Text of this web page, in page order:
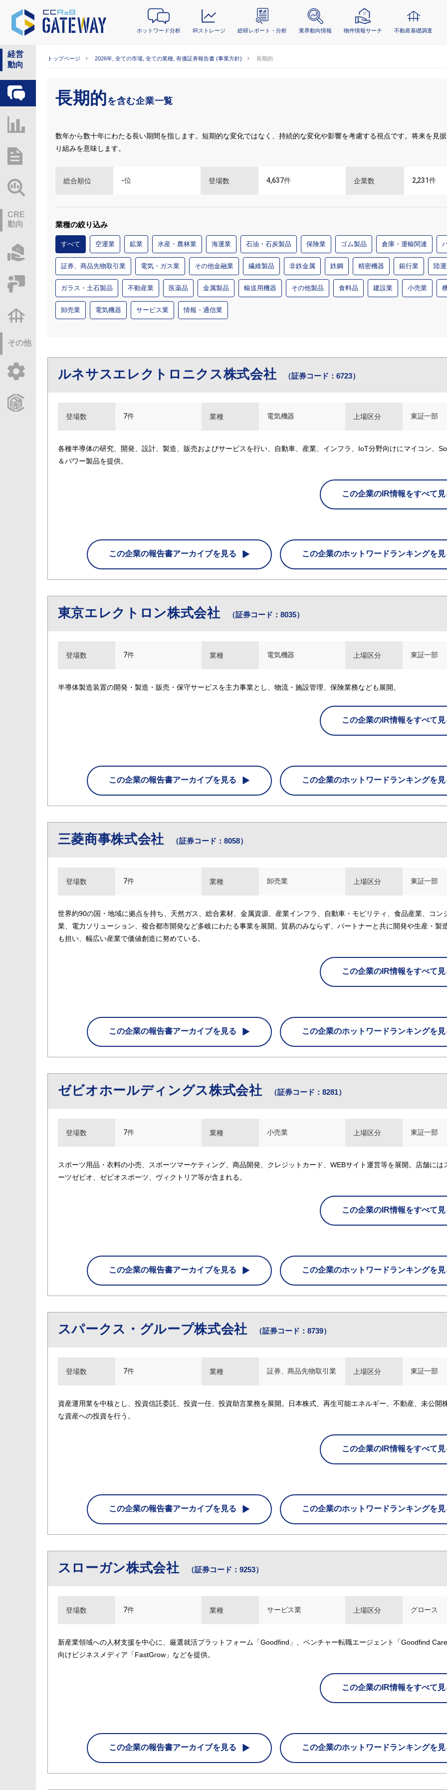
ホットワード分析 IRストレージ 総研レポート・分析 業界動向情報 物件情報サーチ 不動産基礎調査
経営
動向
ホットワード分析
業界動向情報
CRE
動向
物件情報サーチ
セミナー・研修
不動産基礎調査
その他
ご利用ガイド
トップページ 2026年, 全ての市場, 全ての業種, 有価証券報告書 (事業方針) 長期的
長期的を含む企業一覧
数年から数十年にわたる長い期間を指します。短期的な変化ではなく、持続的な変化や影響を考慮する視点です。将来を見
り組みを意味します。
総合順位 -位 登場数 4,637件 企業数 2,231件
業種の絞り込み
すべて 空運業 鉱業 水産・農林業 海運業 石油・石炭製品 保険業 ゴム製品 倉庫・運輸関連
証券、商品先物取引業 電気・ガス業 その他金融業 繊維製品 非鉄金属 鉄鋼 精密機器 銀行業 陸
ガラス・土石製品 不動産業 医薬品 金属製品 輸送用機器 その他製品 食料品 建設業 小売業
卸売業 電気機器 サービス業 情報・通信業
ルネサスエレクトロニクス株式会社 （証券コード：6723）
登場数 7件 業種 電気機器 上場区分 東証一部
各種半導体の研究、開発、設計、製造、販売およびサービスを行い、自動車、産業、インフラ、IoT分野向けにマイコン、
＆パワー製品を提供。
この企業のIR情報をすべて見
この企業の報告書アーカイブを見る この企業のホットワードランキングを見
東京エレクトロン株式会社 （証券コード：8035）
登場数 7件 業種 電気機器 上場区分 東証一部
半導体製造装置の開発・製造・販売・保守サービスを主力事業とし、物流・施設管理、保険業務なども展開。
この企業のIR情報をすべて見
この企業の報告書アーカイブを見る この企業のホットワードランキングを見
三菱商事株式会社 （証券コード：8058）
登場数 7件 業種 卸売業 上場区分 東証一部
世界約90の国・地域に拠点を持ち、天然ガス、総合素材、金属資源、産業インフラ、自動車・モビリティ、食品産業、コン
業、電力ソリューション、複合都市開発など多岐にわたる事業を展開。貿易のみならず、パートナーと共に開発や生産・製
も担い、幅広い産業で価値創造に努めている。
この企業のIR情報をすべて見
この企業の報告書アーカイブを見る この企業のホットワードランキングを見
ゼビオホールディングス株式会社 （証券コード：8281）
登場数 7件 業種 小売業 上場区分 東証一部
スポーツ用品・衣料の小売、スポーツマーケティング、商品開発、クレジットカード、WEBサイト運営等を展開。店舗には
ーツゼビオ、ゼビオスポーツ、ヴィクトリア等が含まれる。
この企業のIR情報をすべて見
この企業の報告書アーカイブを見る この企業のホットワードランキングを見
スパークス・グループ株式会社 （証券コード：8739）
登場数 7件 業種 証券、商品先物取引業 上場区分 東証一部
資産運用業を中核とし、投資信託委託、投資一任、投資助言業務を展開。日本株式、再生可能エネルギー、不動産、未公開
な資産への投資を行う。
この企業のIR情報をすべて見
この企業の報告書アーカイブを見る この企業のホットワードランキングを見
スローガン株式会社 （証券コード：9253）
登場数 7件 業種 サービス業 上場区分 グロース
新産業領域への人材支援を中心に、厳選就活プラットフォーム「Goodfind」、ベンチャー転職エージェント「Goodfind
向けビジネスメディア「FastGrow」などを提供。
この企業のIR情報をすべて見
この企業の報告書アーカイブを見る この企業のホットワードランキングを見